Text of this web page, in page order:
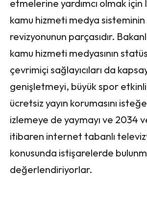
etmelerine yardımcı olmak için
kamu hizmeti medya
revizyonunun parçasıdır.
kamu hizmeti medyasının
çevrimiçi sağlayıcıları da
genişletmeyi, büyük spor
ücretsiz yayın korumasını
izlemeye de yaymayı ve 2034
itibaren internet tabanlı
konusunda istişarelerde
değerlendiriyorlar.